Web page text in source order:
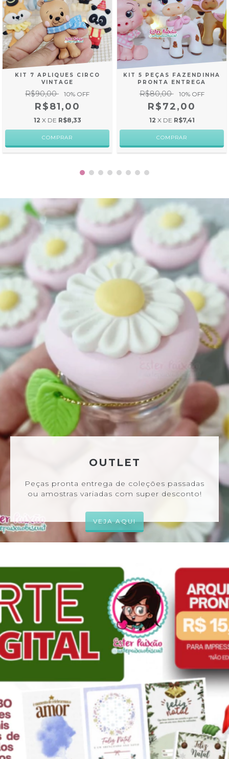
KIT 7 APLIQUES CIRCO
VINTAGE
R$90,00 10% OFF
R$81,00
12 X DE R$8,33
KIT 5 PEÇAS FAZENDINHA
PRONTA ENTREGA
R$80,00 10% OFF
R$72,00
12 X DE R$7,41
OUTLET
Peças pronta entrega de coleções passadas
ou amostras variadas com super desconto!
VEJA AQUI